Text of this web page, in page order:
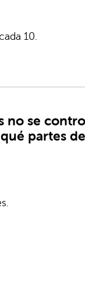
10.
no se
partes